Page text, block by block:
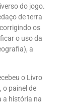
do jogo.
de terra
os
o uso da
a
o Livro
o painel de
a história na